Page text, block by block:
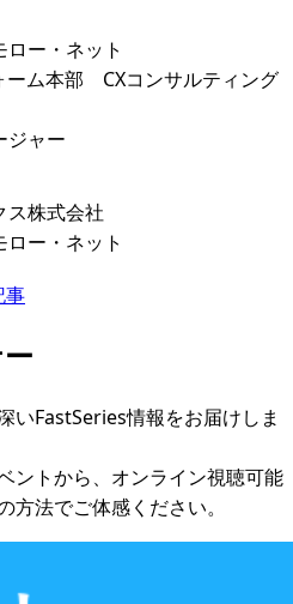
ー・ネット
ーム本部 CXコンサルティング
ジャー
ス株式会社
ー・ネット
事
いFastSeries情報をお届けしま
ントから、オンライン視聴可能
法でご体感ください。